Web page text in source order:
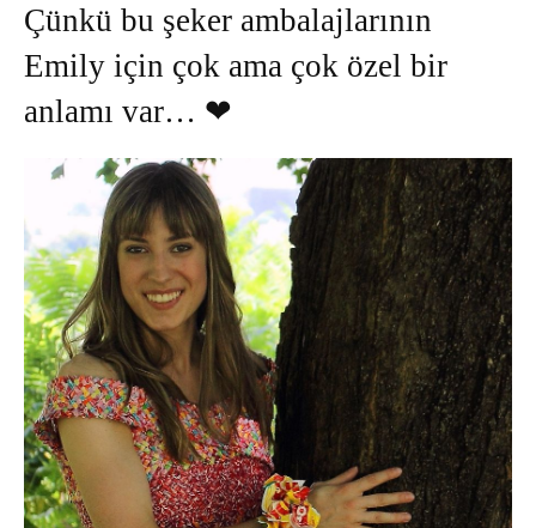
Çünkü bu şeker ambalajlarının
Emily için çok ama çok özel bir
anlamı var… ❤